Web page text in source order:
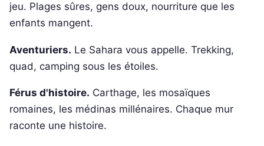
jeu. Plages sûres, gens doux, nourriture que les
enfants mangent.
Aventuriers. Le Sahara vous appelle. Trekking,
quad, camping sous les étoiles.
Férus d'histoire. Carthage, les mosaïques
romaines, les médinas millénaires. Chaque mur
raconte une histoire.